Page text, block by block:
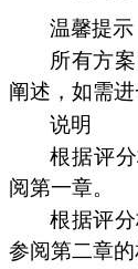
温馨提示
所有方
阐述，如需
说明
根据评
阅第一章。
根据评
参阅第二章的